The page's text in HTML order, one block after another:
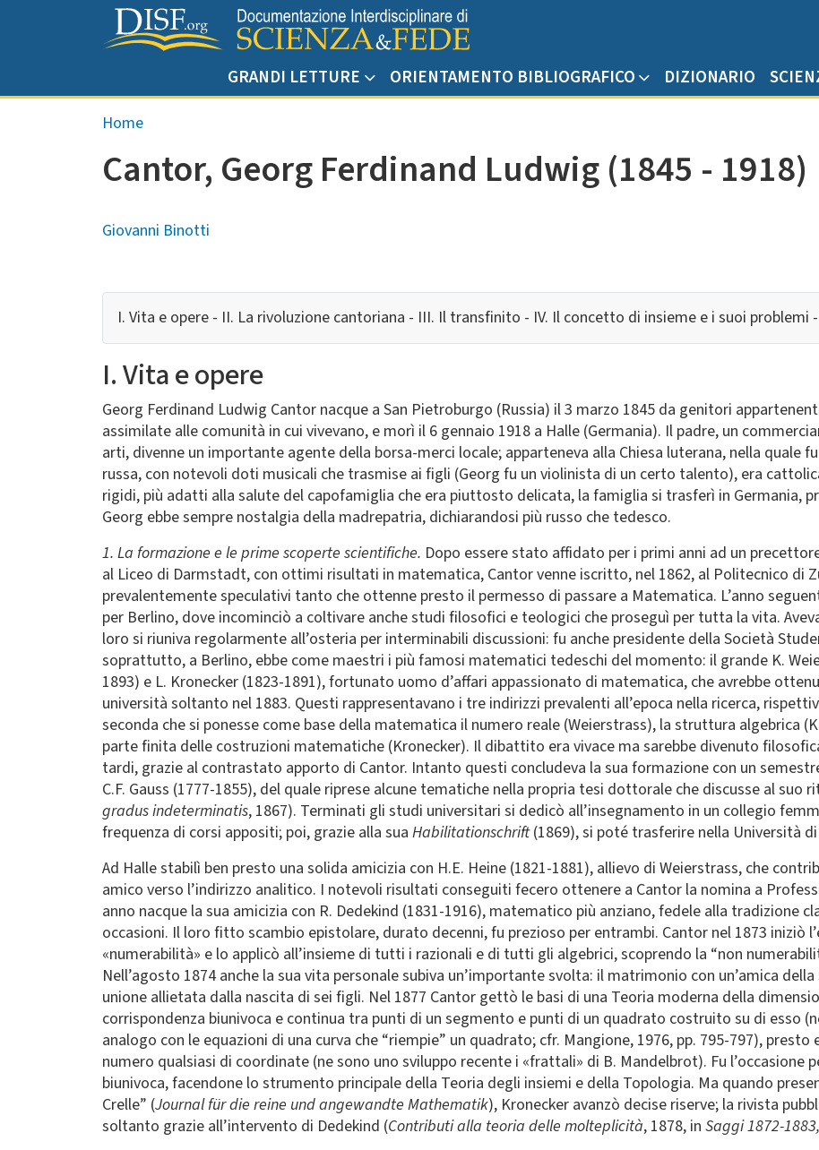
Salta al contenuto principale
GRANDI LETTURE ORIENTAMENTO BIBLIOGRAFICO DIZIONARIO
Briciole di pane
Home
Cantor, Georg Ferdinand Ludwig (1845 - 1918)
Giovanni Binotti
I. Vita e opere - II. La rivoluzione cantoriana - III. Il transfinito - IV. Il concetto di insieme e i suoi problemi
I. Vita e opere
Georg Ferdinand Ludwig Cantor nacque a San Pietroburgo (Russia) il 3 marzo 1845 da genitori
assimilate alle comunità in cui vivevano, e morì il 6 gennaio 1918 a Halle (Germania). Il padre, un
arti, divenne un importante agente della borsa-merci locale; apparteneva alla Chiesa luterana, nella quale
russa, con notevoli doti musicali che trasmise ai figli (Georg fu un violinista di un certo talento), era
rigidi, più adatti alla salute del capofamiglia che era piuttosto delicata, la famiglia si trasferì in Germania,
Georg ebbe sempre nostalgia della madrepatria, dichiarandosi più russo che tedesco.
1. La formazione e le prime scoperte scientifiche. Dopo essere stato affidato per i primi anni ad un
al Liceo di Darmstadt, con ottimi risultati in matematica, Cantor venne iscritto, nel 1862, al Politecnico di
prevalentemente speculativi tanto che ottenne presto il permesso di passare a Matematica. L’anno
per Berlino, dove incominciò a coltivare anche studi filosofici e teologici che proseguì per tutta la vita.
loro si riuniva regolarmente all’osteria per interminabili discussioni: fu anche presidente della Società
soprattutto, a Berlino, ebbe come maestri i più famosi matematici tedeschi del momento: il grande K.
1893) e L. Kronecker (1823-1891), fortunato uomo d’affari appassionato di matematica, che avrebbe
università soltanto nel 1883. Questi rappresentavano i tre indirizzi prevalenti all’epoca nella ricerca,
seconda che si ponesse come base della matematica il numero reale (Weierstrass), la struttura algebrica
parte finita delle costruzioni matematiche (Kronecker). Il dibattito era vivace ma sarebbe divenuto
tardi, grazie al contrastato apporto di Cantor. Intanto questi concludeva la sua formazione con un
C.F. Gauss (1777-1855), del quale riprese alcune tematiche nella propria tesi dottorale che discusse al suo
gradus indeterminatis, 1867). Terminati gli studi universitari si dedicò all’insegnamento in un collegio
frequenza di corsi appositi; poi, grazie alla sua Habilitationschrift(1869), si poté trasferire nella Università
Ad Halle stabilì ben presto una solida amicizia con H.E. Heine (1821-1881), allievo di Weierstrass, che
amico verso l’indirizzo analitico. I notevoli risultati conseguiti fecero ottenere a Cantor la nomina a
anno nacque la sua amicizia con R. Dedekind (1831-1916), matematico più anziano, fedele alla tradizione
occasioni. Il loro fitto scambio epistolare, durato decenni, fu prezioso per entrambi. Cantor nel 1873 iniziò
«numerabilità» e lo applicò all’insieme di tutti i razionali e di tutti gli algebrici, scoprendo la “non
Nell’agosto 1874 anche la sua vita personale subiva un’importante svolta: il matrimonio con un’amica
unione allietata dalla nascita di sei figli. Nel 1877 Cantor gettò le basi di una Teoria moderna della
corrispondenza biunivoca e continua tra punti di un segmento e punti di un quadrato costruito su di esso
analogo con le equazioni di una curva che “riempie” un quadrato; cfr. Mangione, 1976, pp. 795-797),
numero qualsiasi di coordinate (ne sono uno sviluppo recente i «frattali» di B. Mandelbrot). Fu l’occasione
biunivoca, facendone lo strumento principale della Teoria degli insiemi e della Topologia. Ma quando
Crelle” (Journal für die reine und angewandte Mathematik), Kronecker avanzò decise riserve; la rivista
soltanto grazie all’intervento di Dedekind (Contributi alla teoria delle molteplicità, 1878, in Saggi 1872-